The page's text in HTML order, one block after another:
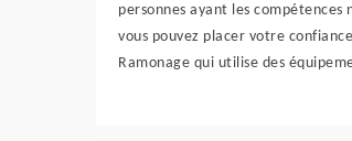
personnes ayant les compétences
vous pouvez placer votre
Ramonage qui utilise des